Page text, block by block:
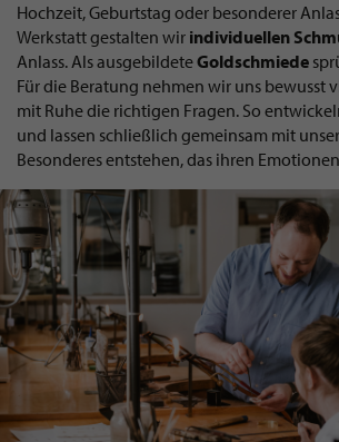
Hochzeit, Geburtstag oder besonderer
Werkstatt gestalten wir individuellen
Anlass. Als ausgebildeteGoldschmiede
Für die Beratung nehmen wir uns bewusst
mit Ruhe die richtigen Fragen. So
und lassen schließlich gemeinsam mit
Besonderes entstehen, das ihren